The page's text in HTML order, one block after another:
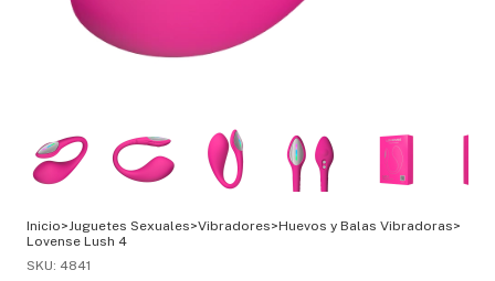
Inicio>Juguetes Sexuales>Vibradores>Huevos y Balas Vibradoras>
Lovense Lush 4
SKU: 4841